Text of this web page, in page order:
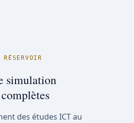
simulation
des études ICT au